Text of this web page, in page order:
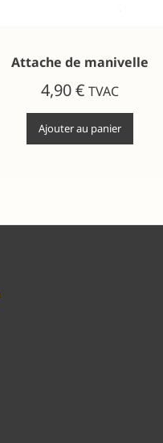
Attache de manivelle
4,90€ TVAC
Ajouter au panier